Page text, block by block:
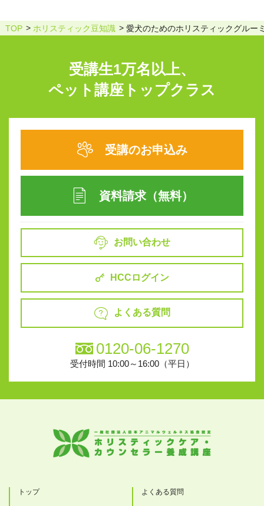
TOP ホリスティック豆知識 愛犬のためのホリスティックグルー
受講生1万名以上、
ペット講座トップクラス
受講のお申込み
資料請求（無料）
お問い合わせ
HCCログイン
よくある質問
0120-06-1270
受付時間 10:00～16:00（平日）
トップ よくある質問